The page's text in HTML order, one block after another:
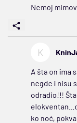
Nemoj
K
A šta on ima
negde i nisu
odradio!!!
ko noć,